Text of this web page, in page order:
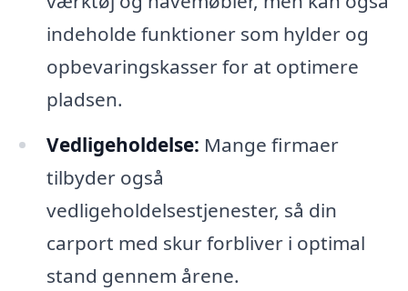
indeholde funktioner som hylder og
opbevaringskasser for at optimere
pladsen.
Vedligeholdelse: Mange firmaer
tilbyder også
vedligeholdelsestjenester, så din
carport med skur forbliver i optimal
stand gennem årene.